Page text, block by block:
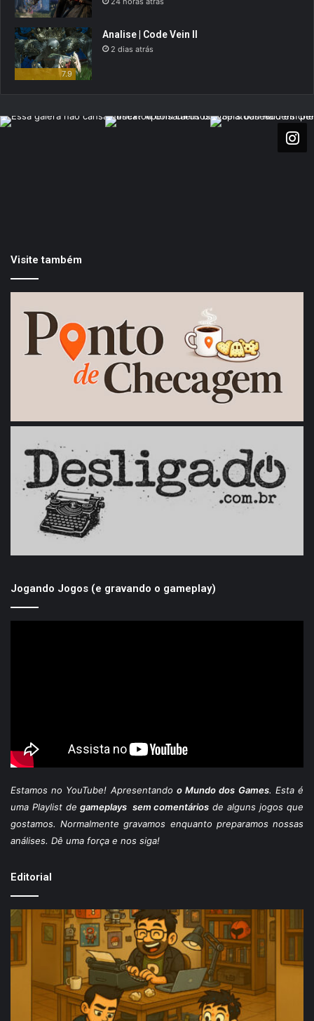
7.9
Analise | Code Vein II
2 dias atrás
Visite também
Jogando Jogos (e gravando o gameplay)
Estamosno YouTube! Apresentando o Mundo dos Games. Esta é
uma Playlist de gameplays sem comentários de alguns jogos que
gostamos. Normalmente gravamos enquanto preparamos nossas
análises. Dê uma força e nos siga!
Editorial